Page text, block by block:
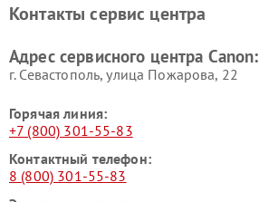
Контакты сервис центра
Адрес сервисного центра Canon:
г. Севастополь, улица Пожарова, 22
Горячая линия:
+7 (800) 301-55-83
Контактный телефон:
8 (800) 301-55-83